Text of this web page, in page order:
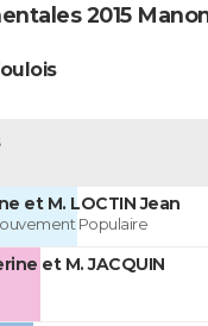
2015
et M. LOCTIN Jean
Populaire
et M. JACQUIN